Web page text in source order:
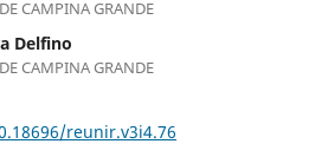
CAMPINA GRANDE
Delfino
CAMPINA GRANDE
reunir.v3i4.76